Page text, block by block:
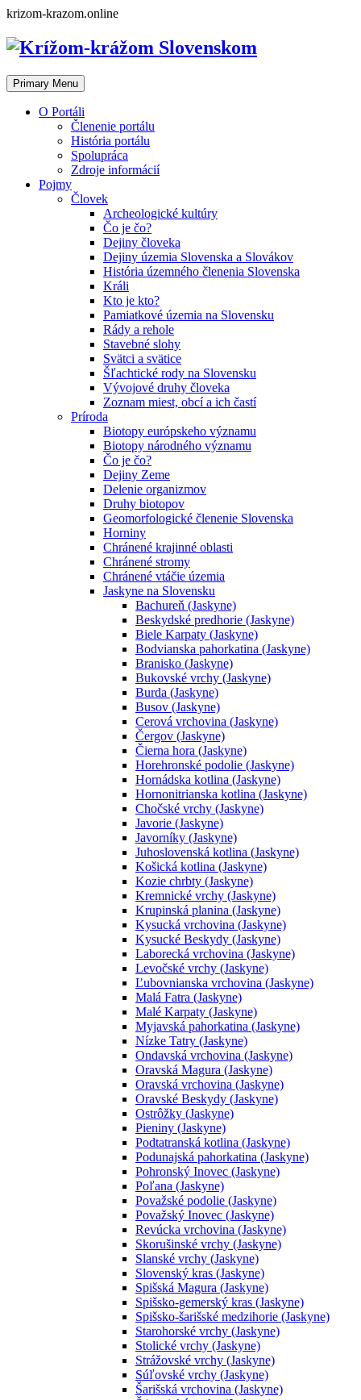
Skip
content
krizom-krazom.online
Primary Menu
O Portáli
Členenie portálu
História portálu
Spolupráca
Zdroje informácií
Pojmy
Človek
Archeologické kultúry
Čo je čo?
Dejiny človeka
Dejiny územia Slovenska a Slovákov
História územného členenia Slovenska
Králi
Kto je kto?
Pamiatkové územia na Slovensku
Rády a rehole
Stavebné slohy
Svätci a svätice
Šľachtické rody na Slovensku
Vývojové druhy človeka
Zoznam miest, obcí a ich častí
Príroda
Biotopy európskeho významu
Biotopy národného významu
Čo je čo?
Dejiny Zeme
Delenie organizmov
Druhy biotopov
Geomorfologické členenie Slovenska
Horniny
Chránené krajinné oblasti
Chránené stromy
Chránené vtáčie územia
Jaskyne na Slovensku
Bachureň (Jaskyne)
Beskydské predhorie (Jaskyne)
Biele Karpaty (Jaskyne)
Bodvianska pahorkatina (Jaskyne)
Branisko (Jaskyne)
Bukovské vrchy (Jaskyne)
Burda (Jaskyne)
Busov (Jaskyne)
Cerová vrchovina (Jaskyne)
Čergov (Jaskyne)
Čierna hora (Jaskyne)
Horehronské podolie (Jaskyne)
Hornádska kotlina (Jaskyne)
Hornonitrianska kotlina (Jaskyne)
Chočské vrchy (Jaskyne)
Javorie (Jaskyne)
Javorníky (Jaskyne)
Juhoslovenská kotlina (Jaskyne)
Košická kotlina (Jaskyne)
Kozie chrbty (Jaskyne)
Kremnické vrchy (Jaskyne)
Krupinská planina (Jaskyne)
Kysucká vrchovina (Jaskyne)
Kysucké Beskydy (Jaskyne)
Laborecká vrchovina (Jaskyne)
Levočské vrchy (Jaskyne)
Ľubovnianska vrchovina (Jaskyne)
Malá Fatra (Jaskyne)
Malé Karpaty (Jaskyne)
Myjavská pahorkatina (Jaskyne)
Nízke Tatry (Jaskyne)
Ondavská vrchovina (Jaskyne)
Oravská Magura (Jaskyne)
Oravská vrchovina (Jaskyne)
Oravské Beskydy (Jaskyne)
Ostrôžky (Jaskyne)
Pieniny (Jaskyne)
Podtatranská kotlina (Jaskyne)
Podunajská pahorkatina (Jaskyne)
Pohronský Inovec (Jaskyne)
Poľana (Jaskyne)
Považské podolie (Jaskyne)
Považský Inovec (Jaskyne)
Revúcka vrchovina (Jaskyne)
Skorušinské vrchy (Jaskyne)
Slanské vrchy (Jaskyne)
Slovenský kras (Jaskyne)
Spišská Magura (Jaskyne)
Spišsko-gemerský kras (Jaskyne)
Spišsko-šarišské medzihorie (Jaskyne)
Starohorské vrchy (Jaskyne)
Stolické vrchy (Jaskyne)
Strážovské vrchy (Jaskyne)
Súľovské vrchy (Jaskyne)
Šarišská vrchovina (Jaskyne)